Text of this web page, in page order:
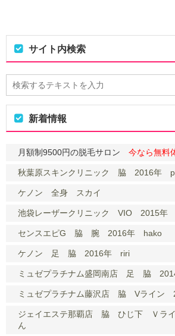
サイト内検索
新着情報
月額制9500円の脱毛サロン 今なら無料
秋葉原スキンクリニック 脇 2016年
ケノン 全身 スカイ
池袋レーザークリニック VIO 2015年
センスエピG 脇 腕 2016年 hako
ケノン 足 脇 2016年 riri
ミュゼプラチナム盛岡南店 足 脇
ミュゼプラチナム藤沢店 脇 Vライン
ジェイエステ那覇店 脇 ひじ下 Ｖラ
ん